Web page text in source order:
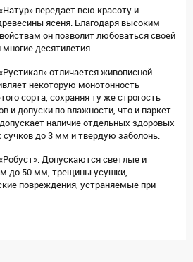
передает всю красоту и
ясеня. Благодаря высоким
он позволит любоваться своей
десятилетия.
отличается живописной
некоторую монотонность
сорта, сохраняя ту же строгость
и допуски по влажности, что и паркет
наличие отдельных здоровых
до 3 мм и твердую заболонь.
Допускаются светлые и
до 50 мм, трещины усушки,
повреждения, устраняемые при